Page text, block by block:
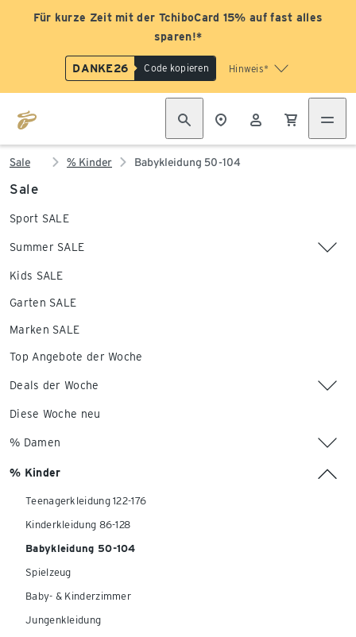
Für kurze Zeit mit der TchiboCard 15% auf fast alles
sparen!*
DANKE26 Code kopieren Hinweis*
Sale % Kinder Babykleidung 50-104
Sale
Sport SALE
Summer SALE
Kids SALE
Garten SALE
Marken SALE
Top Angebote der Woche
Deals der Woche
Diese Woche neu
% Damen
% Kinder
Teenagerkleidung 122-176
Kinderkleidung 86-128
Babykleidung 50-104
Spielzeug
Baby- & Kinderzimmer
Jungenkleidung